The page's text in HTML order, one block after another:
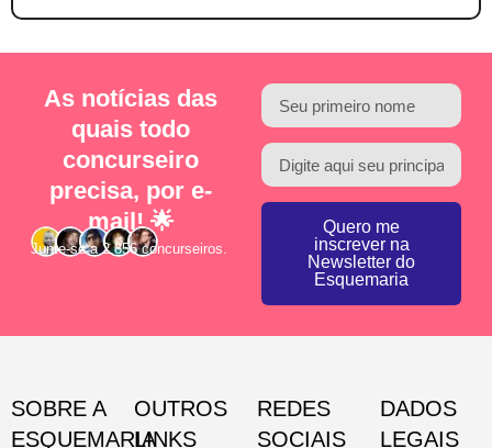
As notícias das
quais todo
concurseiro
precisa, por e-
mail! 🌟
Junte-se a 2.856 concurseiros.
Quero me
inscrever na
Newsletter do
Esquemaria
SOBRE A
ESQUEMARIA
OUTROS
LINKS
REDES
SOCIAIS
DADOS
LEGAIS